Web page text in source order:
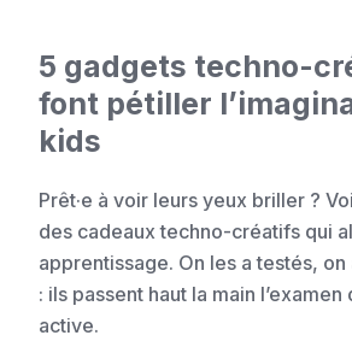
5 gadgets techno-
font pétiller
kids
Prêt·e à voir leurs yeux briller ?
des cadeaux techno-créatifs qui
apprentissage. On les a testés,
: ils passent haut la main
active.